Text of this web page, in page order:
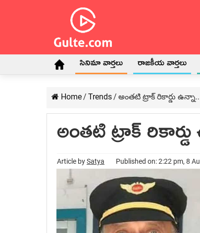
సినిమా వార్తలు రాజకీయ వార్తలు
Home/ Trends/ అంతటి ట్రాక్ రికార్డు
అంతటి ట్రాక్
Article bySatya Published on: 2:22 pm, 8